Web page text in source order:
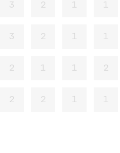
3 2 1 1
3 2 1 1
2 1 1 2
2 2 1 1